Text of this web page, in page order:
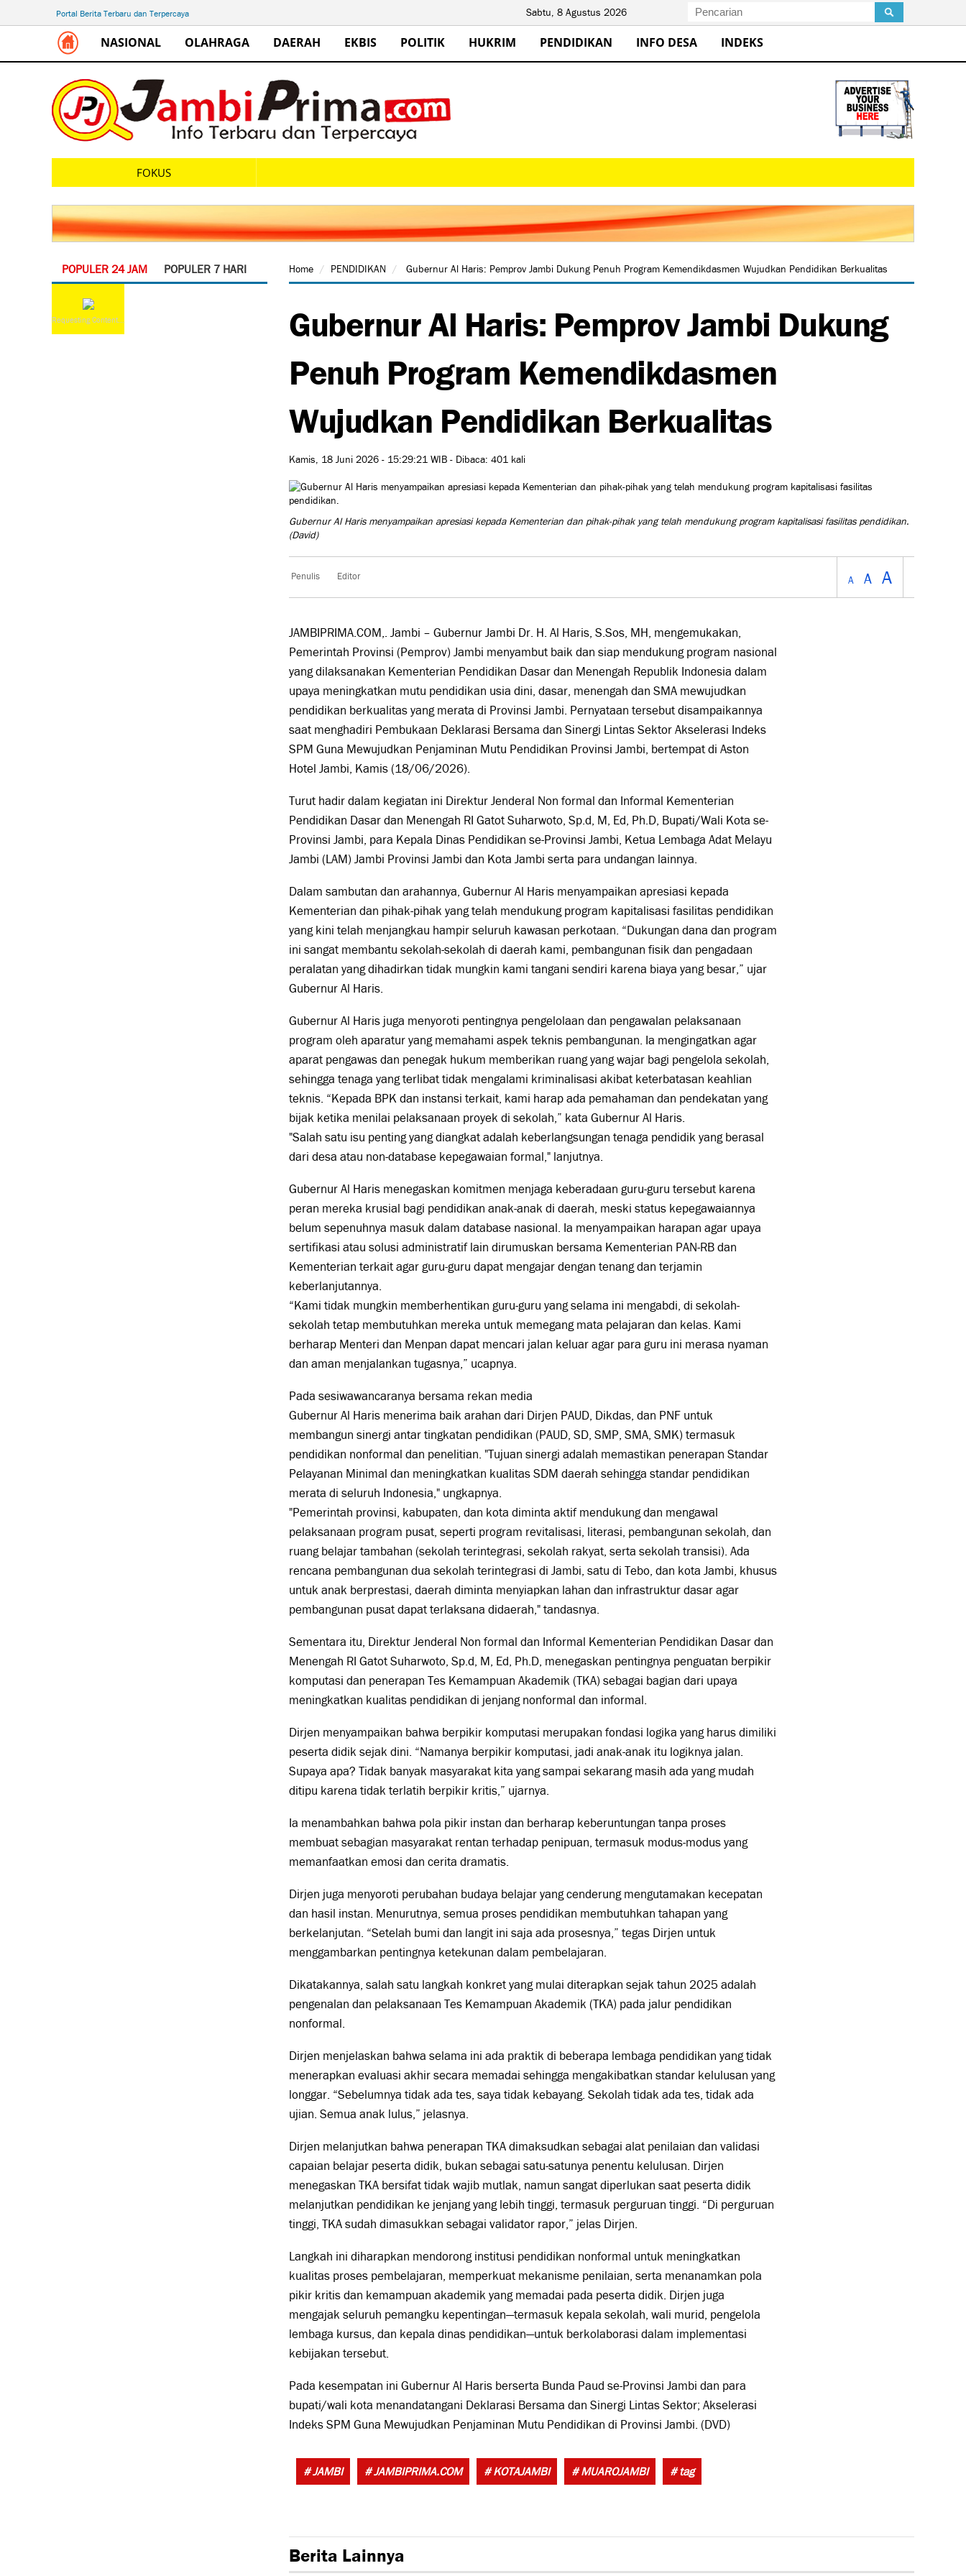
Portal Berita Terbaru dan Terpercaya Sabtu, 8 Agustus 2026
NASIONAL OLAHRAGA DAERAH EKBIS POLITIK HUKRIM PENDIDIKAN INFO DESA INDEKS
FOKUS
POPULER 24 JAM POPULER 7 HARI
Requesting Content...
Home PENDIDIKAN Gubernur Al Haris: Pemprov Jambi Dukung Penuh Program Kemendikdasmen Wujudkan Pendidikan Berkualitas
Gubernur Al Haris: Pemprov Jambi Dukung
Penuh Program Kemendikdasmen
Wujudkan Pendidikan Berkualitas
Kamis, 18 Juni 2026 - 15:29:21 WIB - Dibaca: 401 kali
Gubernur Al Haris menyampaikan apresiasi kepada Kementerian dan pihak-pihak yang telah mendukung program kapitalisasi fasilitas pendidikan.
(David)
Penulis Editor A A A
JAMBIPRIMA.COM,. Jambi – Gubernur Jambi Dr. H. Al Haris, S.Sos, MH, mengemukakan,
Pemerintah Provinsi (Pemprov) Jambi menyambut baik dan siap mendukung program nasional
yang dilaksanakan Kementerian Pendidikan Dasar dan Menengah Republik Indonesia dalam
upaya meningkatkan mutu pendidikan usia dini, dasar, menengah dan SMA mewujudkan
pendidikan berkualitas yang merata di Provinsi Jambi. Pernyataan tersebut disampaikannya
saat menghadiri Pembukaan Deklarasi Bersama dan Sinergi Lintas Sektor Akselerasi Indeks
SPM Guna Mewujudkan Penjaminan Mutu Pendidikan Provinsi Jambi, bertempat di Aston
Hotel Jambi, Kamis (18/06/2026).
Turut hadir dalam kegiatan ini Direktur Jenderal Non formal dan Informal Kementerian
Pendidikan Dasar dan Menengah RI Gatot Suharwoto, Sp.d, M, Ed, Ph.D, Bupati/Wali Kota se-
Provinsi Jambi, para Kepala Dinas Pendidikan se-Provinsi Jambi, Ketua Lembaga Adat Melayu
Jambi (LAM) Jambi Provinsi Jambi dan Kota Jambi serta para undangan lainnya.
Dalam sambutan dan arahannya, Gubernur Al Haris menyampaikan apresiasi kepada
Kementerian dan pihak-pihak yang telah mendukung program kapitalisasi fasilitas pendidikan
yang kini telah menjangkau hampir seluruh kawasan perkotaan. “Dukungan dana dan program
ini sangat membantu sekolah-sekolah di daerah kami, pembangunan fisik dan pengadaan
peralatan yang dihadirkan tidak mungkin kami tangani sendiri karena biaya yang besar,” ujar
Gubernur Al Haris.
Gubernur Al Haris juga menyoroti pentingnya pengelolaan dan pengawalan pelaksanaan
program oleh aparatur yang memahami aspek teknis pembangunan. Ia mengingatkan agar
aparat pengawas dan penegak hukum memberikan ruang yang wajar bagi pengelola sekolah,
sehingga tenaga yang terlibat tidak mengalami kriminalisasi akibat keterbatasan keahlian
teknis. “Kepada BPK dan instansi terkait, kami harap ada pemahaman dan pendekatan yang
bijak ketika menilai pelaksanaan proyek di sekolah,” kata Gubernur Al Haris.
"Salah satu isu penting yang diangkat adalah keberlangsungan tenaga pendidik yang berasal
dari desa atau non-database kepegawaian formal," lanjutnya.
Gubernur Al Haris menegaskan komitmen menjaga keberadaan guru-guru tersebut karena
peran mereka krusial bagi pendidikan anak-anak di daerah, meski status kepegawaiannya
belum sepenuhnya masuk dalam database nasional. Ia menyampaikan harapan agar upaya
sertifikasi atau solusi administratif lain dirumuskan bersama Kementerian PAN-RB dan
Kementerian terkait agar guru-guru dapat mengajar dengan tenang dan terjamin
keberlanjutannya.
“Kami tidak mungkin memberhentikan guru-guru yang selama ini mengabdi, di sekolah-
sekolah tetap membutuhkan mereka untuk memegang mata pelajaran dan kelas. Kami
berharap Menteri dan Menpan dapat mencari jalan keluar agar para guru ini merasa nyaman
dan aman menjalankan tugasnya,” ucapnya.
Pada sesiwawancaranya bersama rekan media
Gubernur Al Haris menerima baik arahan dari Dirjen PAUD, Dikdas, dan PNF untuk
membangun sinergi antar tingkatan pendidikan (PAUD, SD, SMP, SMA, SMK) termasuk
pendidikan nonformal dan penelitian. "Tujuan sinergi adalah memastikan penerapan Standar
Pelayanan Minimal dan meningkatkan kualitas SDM daerah sehingga standar pendidikan
merata di seluruh Indonesia," ungkapnya.
"Pemerintah provinsi, kabupaten, dan kota diminta aktif mendukung dan mengawal
pelaksanaan program pusat, seperti program revitalisasi, literasi, pembangunan sekolah, dan
ruang belajar tambahan (sekolah terintegrasi, sekolah rakyat, serta sekolah transisi). Ada
rencana pembangunan dua sekolah terintegrasi di Jambi, satu di Tebo, dan kota Jambi, khusus
untuk anak berprestasi, daerah diminta menyiapkan lahan dan infrastruktur dasar agar
pembangunan pusat dapat terlaksana didaerah," tandasnya.
Sementara itu, Direktur Jenderal Non formal dan Informal Kementerian Pendidikan Dasar dan
Menengah RI Gatot Suharwoto, Sp.d, M, Ed, Ph.D, menegaskan pentingnya penguatan berpikir
komputasi dan penerapan Tes Kemampuan Akademik (TKA) sebagai bagian dari upaya
meningkatkan kualitas pendidikan di jenjang nonformal dan informal.
Dirjen menyampaikan bahwa berpikir komputasi merupakan fondasi logika yang harus dimiliki
peserta didik sejak dini. “Namanya berpikir komputasi, jadi anak-anak itu logiknya jalan.
Supaya apa? Tidak banyak masyarakat kita yang sampai sekarang masih ada yang mudah
ditipu karena tidak terlatih berpikir kritis,” ujarnya.
Ia menambahkan bahwa pola pikir instan dan berharap keberuntungan tanpa proses
membuat sebagian masyarakat rentan terhadap penipuan, termasuk modus-modus yang
memanfaatkan emosi dan cerita dramatis.
Dirjen juga menyoroti perubahan budaya belajar yang cenderung mengutamakan kecepatan
dan hasil instan. Menurutnya, semua proses pendidikan membutuhkan tahapan yang
berkelanjutan. “Setelah bumi dan langit ini saja ada prosesnya,” tegas Dirjen untuk
menggambarkan pentingnya ketekunan dalam pembelajaran.
Dikatakannya, salah satu langkah konkret yang mulai diterapkan sejak tahun 2025 adalah
pengenalan dan pelaksanaan Tes Kemampuan Akademik (TKA) pada jalur pendidikan
nonformal.
Dirjen menjelaskan bahwa selama ini ada praktik di beberapa lembaga pendidikan yang tidak
menerapkan evaluasi akhir secara memadai sehingga mengakibatkan standar kelulusan yang
longgar. “Sebelumnya tidak ada tes, saya tidak kebayang. Sekolah tidak ada tes, tidak ada
ujian. Semua anak lulus,” jelasnya.
Dirjen melanjutkan bahwa penerapan TKA dimaksudkan sebagai alat penilaian dan validasi
capaian belajar peserta didik, bukan sebagai satu-satunya penentu kelulusan. Dirjen
menegaskan TKA bersifat tidak wajib mutlak, namun sangat diperlukan saat peserta didik
melanjutkan pendidikan ke jenjang yang lebih tinggi, termasuk perguruan tinggi. “Di perguruan
tinggi, TKA sudah dimasukkan sebagai validator rapor,” jelas Dirjen.
Langkah ini diharapkan mendorong institusi pendidikan nonformal untuk meningkatkan
kualitas proses pembelajaran, memperkuat mekanisme penilaian, serta menanamkan pola
pikir kritis dan kemampuan akademik yang memadai pada peserta didik. Dirjen juga
mengajak seluruh pemangku kepentingan—termasuk kepala sekolah, wali murid, pengelola
lembaga kursus, dan kepala dinas pendidikan—untuk berkolaborasi dalam implementasi
kebijakan tersebut.
Pada kesempatan ini Gubernur Al Haris berserta Bunda Paud se-Provinsi Jambi dan para
bupati/wali kota menandatangani Deklarasi Bersama dan Sinergi Lintas Sektor; Akselerasi
Indeks SPM Guna Mewujudkan Penjaminan Mutu Pendidikan di Provinsi Jambi. (DVD)
# JAMBI # JAMBIPRIMA.COM # KOTAJAMBI # MUAROJAMBI # tag
Berita Lainnya